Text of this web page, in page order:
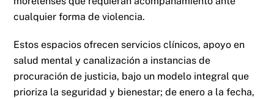
cualquier forma de violencia.
Estos espacios ofrecen servicios clínicos, apoyo en
salud mental y canalización a instancias de
procuración de justicia, bajo un modelo integral que
prioriza la seguridad y bienestar; de enero a la fecha,